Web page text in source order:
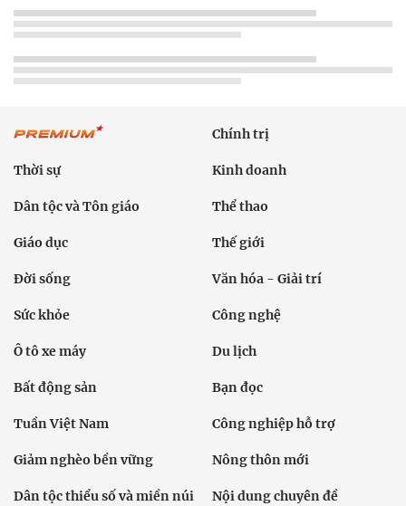
Chính trị
Thời sự Kinh doanh
Dân tộc và Tôn giáo Thể thao
Giáo dục Thế giới
Đời sống Văn hóa - Giải trí
Sức khỏe Công nghệ
Ô tô xe máy Du lịch
Bất động sản Bạn đọc
Tuần Việt Nam Công nghiệp hỗ trợ
Giảm nghèo bền vững Nông thôn mới
Dân tộc thiểu số và miền núi Nội dung chuyên đề